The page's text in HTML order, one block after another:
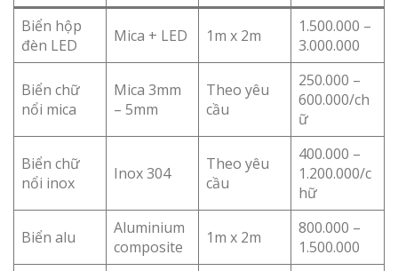
Biển hộp
đèn LED
Mica + LED 1m x 2m
1.500.000 –
3.000.000
Biển chữ
nổi mica
Mica 3mm
– 5mm
Theo yêu
cầu
250.000 –
600.000/ch
ữ
Biển chữ
nổi inox
Inox 304
Theo yêu
cầu
400.000 –
1.200.000/c
hữ
Biển alu
Aluminium
composite
1m x 2m
800.000 –
1.500.000